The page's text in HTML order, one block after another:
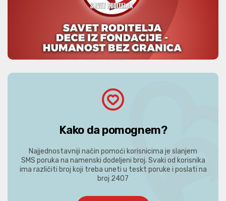
Kako da pomognem?
Najjednostavniji način pomoći korisnicima je slanjem
SMS poruka na namenski dodeljeni broj. Svaki od korisnika
ima različiti broj koji treba uneti u teskt poruke i poslati na
broj 2407